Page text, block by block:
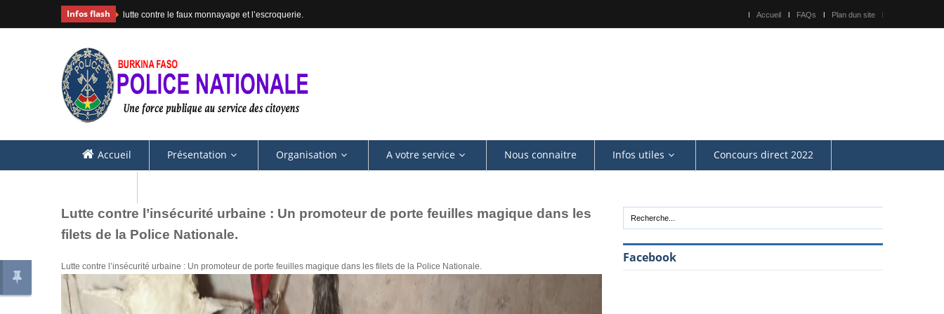
Infos flash #COMMUNIQUE Accueil FAQs Plan dun site
Accueil Présentation Organisation A votre service Nous connaitre Infos utiles Concours direct 2022
Lutte contre l’insécurité urbaine : Un promoteur de porte feuilles magique dans les
filets de la Police Nationale.
Lutte contre l’insécurité urbaine : Un promoteur de porte feuilles magique dans les filets de la Police Nationale.
Facebook